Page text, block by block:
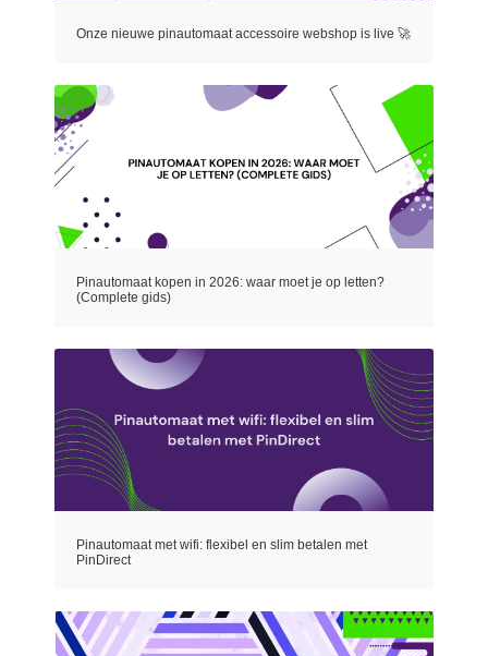
Onze nieuwe pinautomaat accessoire webshop is live 🚀
Pinautomaat kopen in 2026: waar moet je op letten?
(Complete gids)
Pinautomaat met wifi: flexibel en slim betalen met
PinDirect